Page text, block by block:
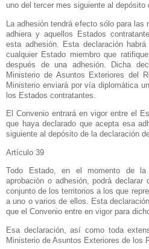
uno del tercer mes siguiente al
La adhesión tendrá efecto sólo para
adhiera y aquellos Estados
esta adhesión. Esta declaración
cualquier Estado miembro que
después de una adhesión. Dicha
Ministerio de Asuntos Exteriores del
Ministerio enviará por vía diplomática
los Estados contratantes.
El Convenio entrará en vigor entre el
que haya declarado que acepta esa
siguiente al depósito de la declaración
Artículo 39
Todo Estado, en el momento de la
aprobación o adhesión, podrá declarar
conjunto de los territorios a los que
a uno o varios de ellos. Esta
que el Convenio entre en vigor para
Esa declaración, así como toda
Ministerio de Asuntos Exteriores de los